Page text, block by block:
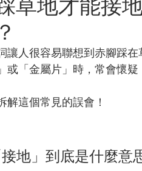
草地才能接
讓人很容易聯想到赤腳踩
或「金屬片」時，常會懷疑
解這個常見的誤會！
地」到底是什麼意